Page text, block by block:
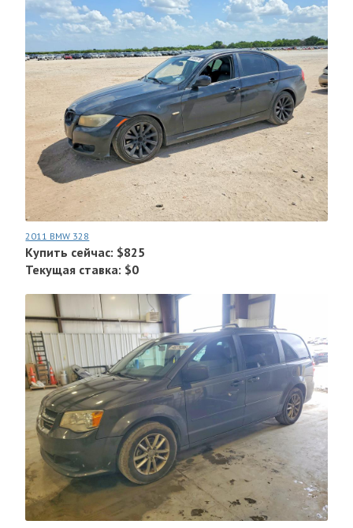
2011 BMW 328
Купить сейчас: $825
Текущая ставка: $0